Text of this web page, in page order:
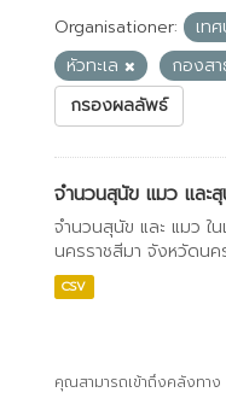
Organisationer: เท
หัวทะเล
กองส
กรองผลลัพธ์
จำนวนสุนัข แมว และ
จำนวนสุนัข และ แมว ใ
นครราชสีมา จังหวัดนค
CSV
คุณสามารถเข้าถึงคลังทาง